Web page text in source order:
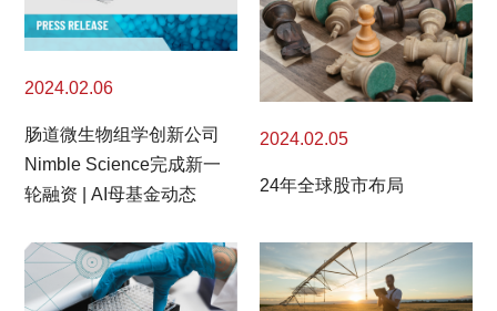
2024.02.06
肠道微生物组学创新公司
Nimble Science完成新一
轮融资 | AI母基金动态
2024.02.05
24年全球股市布局